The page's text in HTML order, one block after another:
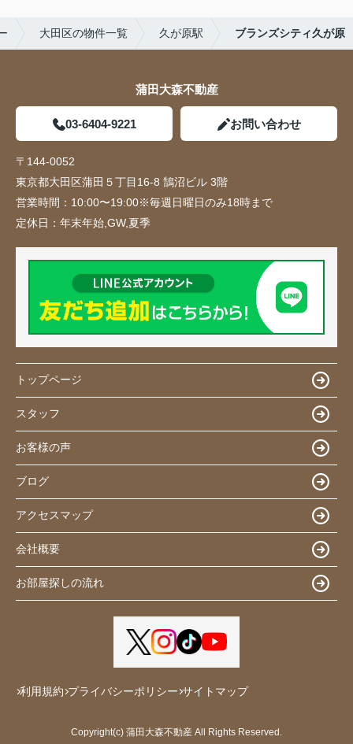
大田区の物件一覧 久が原駅 ブランズシティ久が原
蒲田大森不動産
03-6404-9221 お問い合わせ
〒144-0052
東京都大田区蒲田５丁目16-8 鵠沼ビル 3階
営業時間： 10:00〜19:00※毎週日曜日のみ18時まで
定休日： 年末年始,GW,夏季
トップページ
スタッフ
お客様の声
ブログ
アクセスマップ
会社概要
お部屋探しの流れ
利用規約 プライバシーポリシー サイトマップ
Copyright(c) 蒲田大森不動産 All Rights Reserved.